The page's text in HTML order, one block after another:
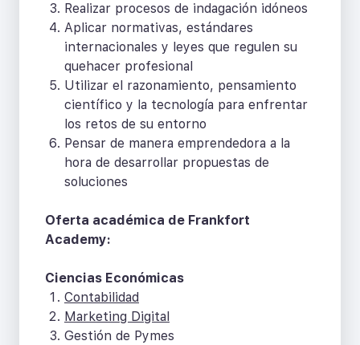
Realizar procesos de indagación idóneos
Aplicar normativas, estándares
internacionales y leyes que regulen su
quehacer profesional
Utilizar el razonamiento, pensamiento
científico y la tecnología para enfrentar
los retos de su entorno
Pensar de manera emprendedora a la
hora de desarrollar propuestas de
soluciones
Oferta académica de Frankfort
Academy:
Ciencias Económicas
Contabilidad
Marketing Digital
Gestión de Pymes